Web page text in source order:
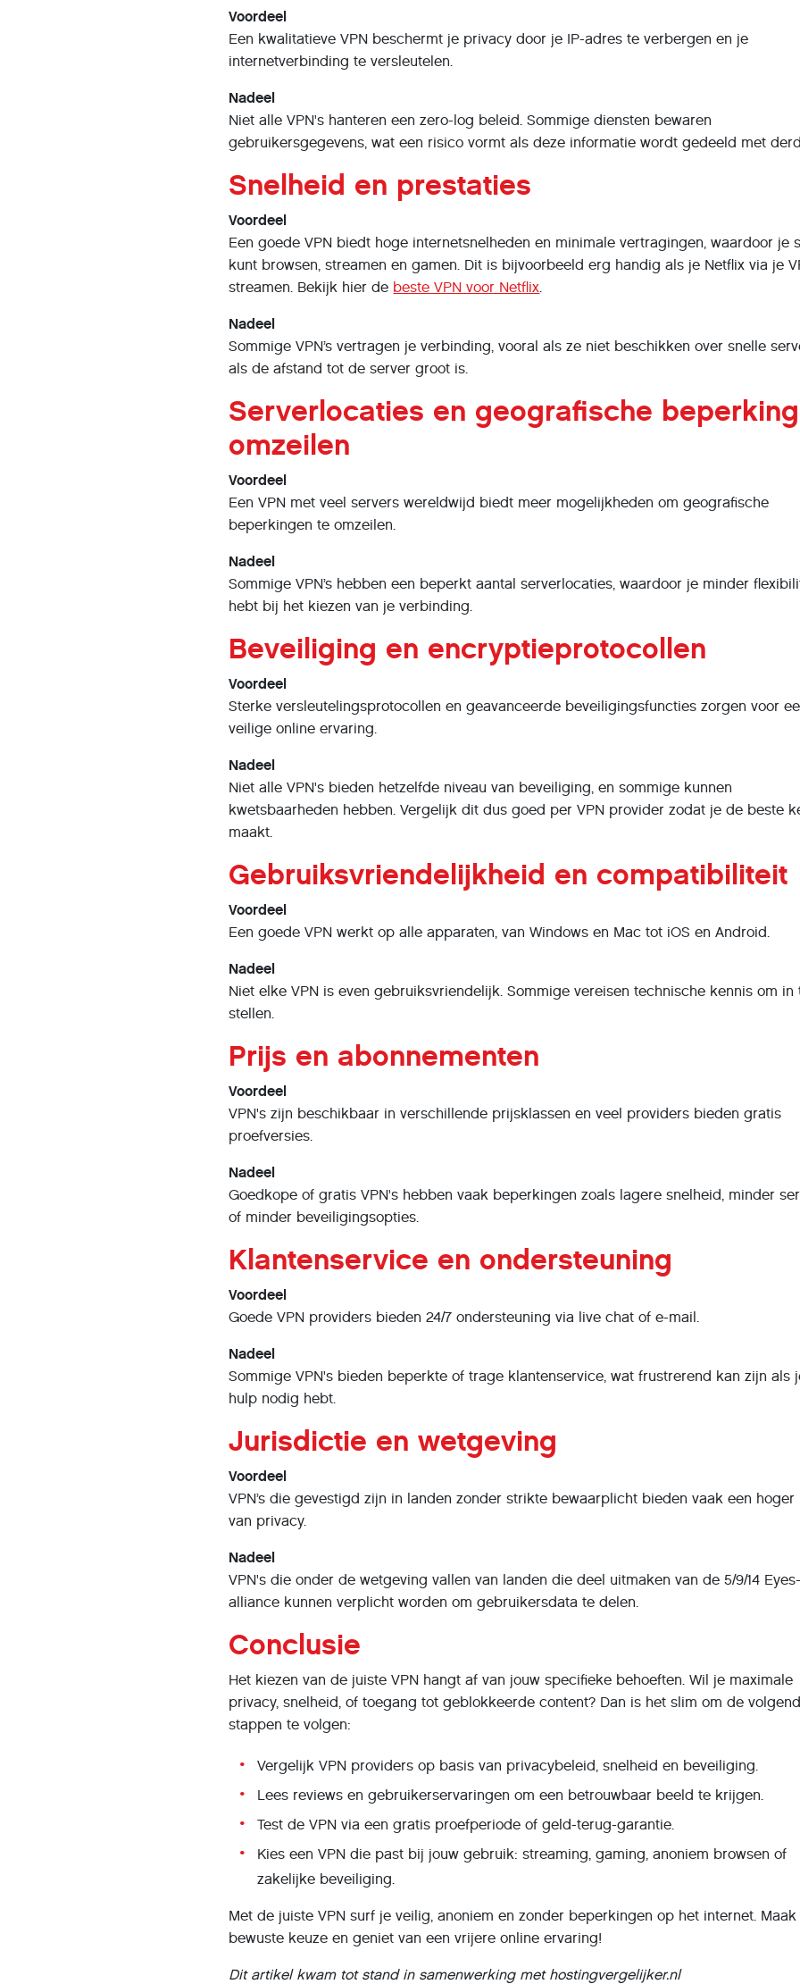
Voordeel
Een kwalitatieve VPN beschermt je privacy door je IP-adres te verbergen en je
internetverbinding te versleutelen.
Nadeel
Niet alle VPN's hanteren een zero-log beleid. Sommige diensten bewaren
gebruikersgegevens, wat een risico vormt als deze informatie wordt gedeeld met
Snelheid en prestaties
Voordeel
Een goede VPN biedt hoge internetsnelheden en minimale vertragingen, waardoor je
kunt browsen, streamen en gamen. Dit is bijvoorbeeld erg handig als je Netflix via je
streamen. Bekijk hier de beste VPN voor Netflix.
Nadeel
Sommige VPN’s vertragen je verbinding, vooral als ze niet beschikken over snelle
als de afstand tot de server groot is.
Serverlocaties en geografische
omzeilen
Voordeel
Een VPN met veel servers wereldwijd biedt meer mogelijkheden om geografische
beperkingen te omzeilen.
Nadeel
Sommige VPN’s hebben een beperkt aantal serverlocaties, waardoor je minder
hebt bij het kiezen van je verbinding.
Beveiliging en encryptieprotocollen
Voordeel
Sterke versleutelingsprotocollen en geavanceerde beveiligingsfuncties zorgen voor
veilige online ervaring.
Nadeel
Niet alle VPN's bieden hetzelfde niveau van beveiliging, en sommige kunnen
kwetsbaarheden hebben. Vergelijk dit dus goed per VPN provider zodat je de beste
maakt.
Gebruiksvriendelijkheid en compatibiliteit
Voordeel
Een goede VPN werkt op alle apparaten, van Windows en Mac tot iOS en Android.
Nadeel
Niet elke VPN is even gebruiksvriendelijk. Sommige vereisen technische kennis om in
stellen.
Prijs en abonnementen
Voordeel
VPN's zijn beschikbaar in verschillende prijsklassen en veel providers bieden gratis
proefversies.
Nadeel
Goedkope of gratis VPN's hebben vaak beperkingen zoals lagere snelheid, minder
of minder beveiligingsopties.
Klantenservice en ondersteuning
Voordeel
Goede VPN providers bieden 24/7 ondersteuning via live chat of e-mail.
Nadeel
Sommige VPN's bieden beperkte of trage klantenservice, wat frustrerend kan zijn als
hulp nodig hebt.
Jurisdictie en wetgeving
Voordeel
VPN’s die gevestigd zijn in landen zonder strikte bewaarplicht bieden vaak een hoger
van privacy.
Nadeel
VPN's die onder de wetgeving vallen van landen die deel uitmaken van de 5/9/14 Eyes-
alliance kunnen verplicht worden om gebruikersdata te delen.
Conclusie
Het kiezen van de juiste VPN hangt af van jouw specifieke behoeften. Wil je maximale
privacy, snelheid, of toegang tot geblokkeerde content? Dan is het slim om de
stappen te volgen:
Vergelijk VPN providers op basis van privacybeleid, snelheid en beveiliging.
Lees reviews en gebruikerservaringen om een betrouwbaar beeld te krijgen.
Test de VPN via een gratis proefperiode of geld-terug-garantie.
Kies een VPN die past bij jouw gebruik: streaming, gaming, anoniem browsen of
zakelijke beveiliging.
Met de juiste VPN surf je veilig, anoniem en zonder beperkingen op het internet. Maak
bewuste keuze en geniet van een vrijere online ervaring!
Dit artikel kwam tot stand in samenwerking met hostingvergelijker.nl